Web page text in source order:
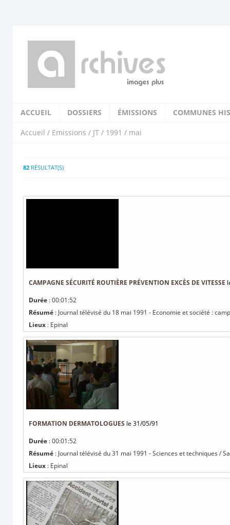
ACCUEIL DOSSIERS ÉMISSIONS COMMUNES
Accueil / Emissions / JT / 1991 / mai
82 RÉSULTAT(S)
CAMPAGNE SÉCURITÉ ROUTIÈRE PRÉVENTION EXCÈS DE VITESSE
Durée : 00:01:52
Résumé : Journal télévisé du 18 mai 1991 - Economie et société :
Lieux : Epinal
FORMATION DERMATOLOGUES le 31/05/91
Durée : 00:01:52
Résumé : Journal télévisé du 31 mai 1991 - Sciences et techniques /
Lieux : Epinal